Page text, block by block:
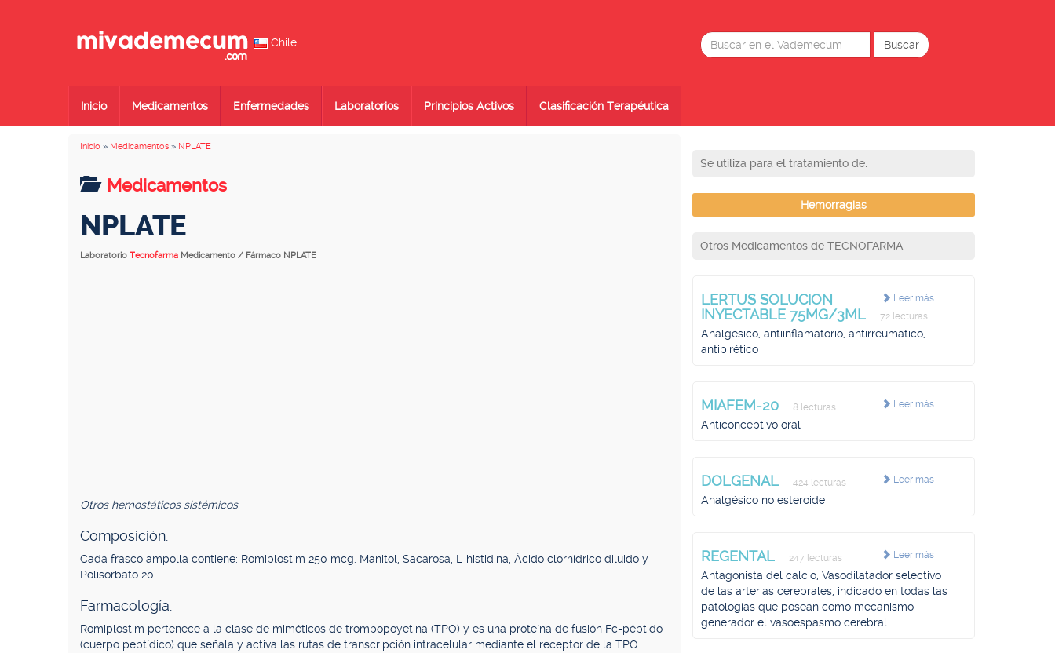
Chile
Inicio Medicamentos Enfermedades Laboratorios Principios Activos Clasificación Terapéutica
Inicio » Medicamentos » NPLATE
Medicamentos
NPLATE
Laboratorio Tecnofarma Medicamento / Fármaco NPLATE
Otros hemostáticos sistémicos.
Composición.
Cada frasco ampolla contiene: Romiplostim 250 mcg. Manitol, Sacarosa, L-histidina, Ácido clorhídrico diluido y
Polisorbato 20.
Farmacología.
Romiplostim pertenece a la clase de miméticos de trombopoyetina (TPO) y es una proteína de fusión Fc-péptido
(cuerpo peptídico) que señala y activa las rutas de transcripción intracelular mediante el receptor de la TPO
Se utiliza para el tratamiento de:
Hemorragias
Otros Medicamentos de TECNOFARMA
Leer más
LERTUS SOLUCION
INYECTABLE 75MG/3ML
72 lecturas
Analgésico, antiinflamatorio, antirreumático,
antipirético
Leer más
MIAFEM-20 8 lecturas
Anticonceptivo oral
Leer más
DOLGENAL 424 lecturas
Analgésico no esteroide
Leer más
REGENTAL 247 lecturas
Antagonista del calcio, Vasodilatador selectivo
de las arterias cerebrales, indicado en todas las
patologías que posean como mecanismo
generador el vasoespasmo cerebral